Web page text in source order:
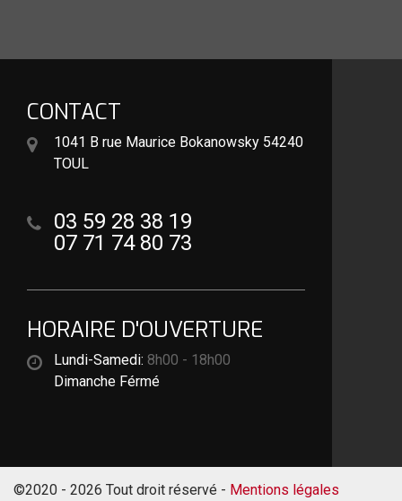
CONTACT
1041 B rue Maurice Bokanowsky 54240
TOUL
03 59 28 38 19
07 71 74 80 73
HORAIRE D'OUVERTURE
Lundi-Samedi: 8h00 - 18h00
Dimanche Férmé
©2020 - 2026 Tout droit réservé - Mentions légales